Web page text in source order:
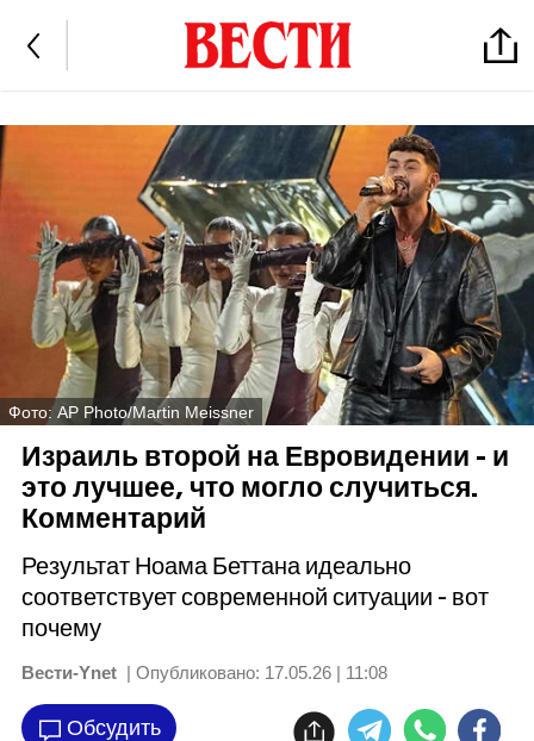
Фото: AP Photo/Martin Meissner
Израиль второй на Евровидении - и
это лучшее, что могло случиться.
Комментарий
Результат Ноама Беттана идеально
соответствует современной ситуации - вот
почему
Вести-Ynet | Опубликовано: 17.05.26 | 11:08
Обсудить